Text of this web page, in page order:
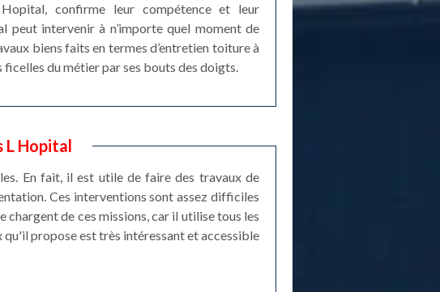
confirme leur compétence et leur
intervenir à n’importe quel moment de
biens faits en termes d’entretien toiture à
du métier par ses bouts des doigts.
L Hopital
En fait, il est utile de faire des travaux de
Ces interventions sont assez difficiles
de ces missions, car il utilise tous les
propose est très intéressant et accessible